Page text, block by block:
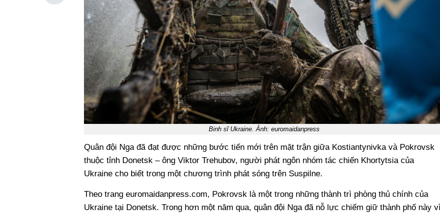
Binh sĩ Ukraine. Ảnh: euromaidanpress
Quân đội Nga đã đạt được những bước tiến mới trên mặt trận giữa Kostiantynivka và Pokrovsk
thuộc tỉnh Donetsk – ông Viktor Trehubov, người phát ngôn nhóm tác chiến Khortytsia của
Ukraine cho biết trong một chương trình phát sóng trên Suspilne.
Theo trang euromaidanpress.com, Pokrovsk là một trong những thành trì phòng thủ chính của
Ukraine tại Donetsk. Trong hơn một năm qua, quân đội Nga đã nỗ lực chiếm giữ thành phố này